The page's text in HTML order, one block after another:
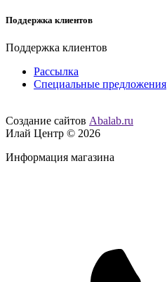
Поддержка клиентов
Поддержка клиентов
Рассылка
Специальные предложения
Создание сайтов Abalab.ru
Илай Центр © 2026
Информация магазина